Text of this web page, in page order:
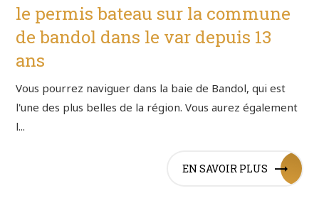
le permis bateau sur la commune
de bandol dans le var depuis 13
ans
Vous pourrez naviguer dans la baie de Bandol, qui est
l'une des plus belles de la région. Vous aurez également
l...
EN SAVOIR PLUS